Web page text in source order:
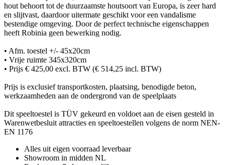
hout behoort tot de duurzaamste houtsoort van Europa, is zeer hard
en slijtvast, daardoor uitermate geschikt voor een vandalisme
bestendige omgeving. Door de perfect technische eigenschappen
heeft Robinia geen bewerking nodig.
• Afm. toestel +/- 45x20cm
• Vrije ruimte 345x320cm
• Prijs € 425,00 excl. BTW (€ 514,25 incl. BTW)
Prijs is exclusief transportkosten, plaatsing, benodigde beton,
werkzaamheden aan de ondergrond van de speelplaats
Dit speeltoestel is TÜV gekeurd en voldoet aan de eisen gesteld in
Warenwetbesluit attracties en speeltoestellen volgens de norm NEN-
EN 1176
Alles uit eigen voorraad leverbaar
Showroom in midden NL